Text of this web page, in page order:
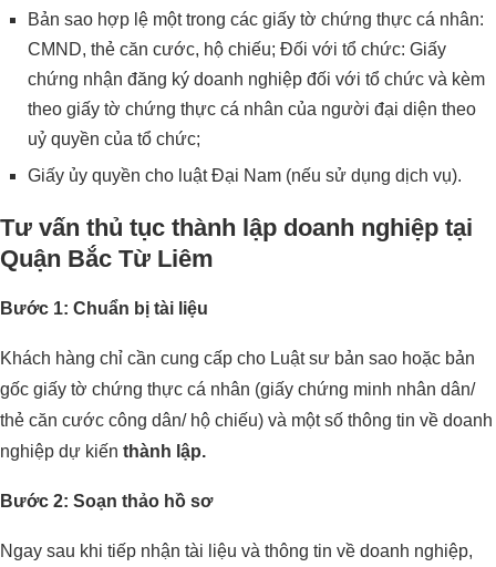
Bản sao hợp lệ một trong các giấy tờ chứng thực cá nhân:
CMND, thẻ căn cước, hộ chiếu; Đối với tổ chức: Giấy
chứng nhận đăng ký doanh nghiệp đối với tổ chức và kèm
theo giấy tờ chứng thực cá nhân của người đại diện theo
uỷ quyền của tổ chức;
Giấy ủy quyền cho luật Đại Nam (nếu sử dụng dịch vụ).
Tư vấn thủ tục thành lập doanh nghiệp tại
Quận Bắc Từ Liêm
Bước 1: Chuẩn bị tài liệu
Khách hàng chỉ cần cung cấp cho Luật sư bản sao hoặc bản
gốc giấy tờ chứng thực cá nhân (giấy chứng minh nhân dân/
thẻ căn cước công dân/ hộ chiếu) và một số thông tin về doanh
nghiệp dự kiến thành lập.
Bước 2: Soạn thảo hồ sơ
Ngay sau khi tiếp nhận tài liệu và thông tin về doanh nghiệp,